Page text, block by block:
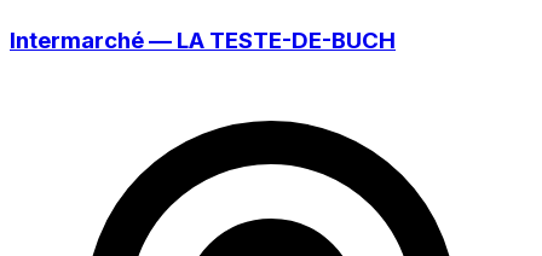
Intermarché — LA TESTE-DE-BUCH